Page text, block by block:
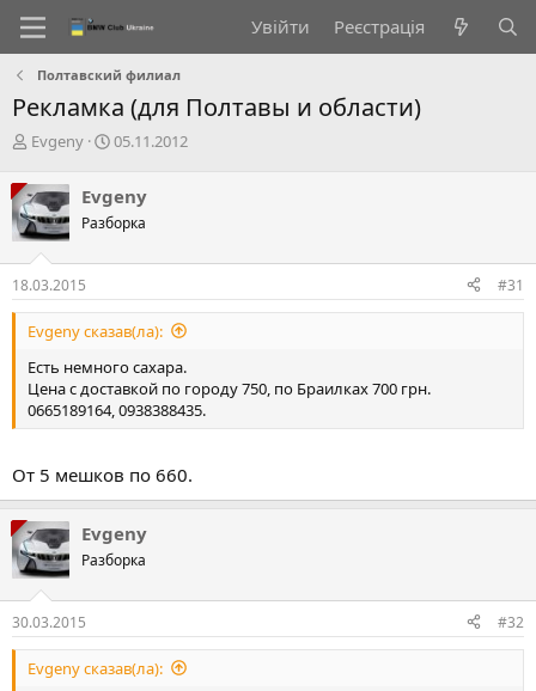
Увійти Реєстрація
Полтавский филиал
Рекламка (для Полтавы и области)
А
т
о
р
т
е
м
и
Evgeny
Д
а
с
в
р
е
н
я
05.11.2012
Evgeny
Разборка
18.03.2015 #31
Evgeny сказав(ла):
Есть немного сахара.
Цена с доставкой по городу 750, по Браилках 700 грн.
0665189164, 0938388435.
От 5 мешков по 660.
Evgeny
Разборка
30.03.2015 #32
Evgeny сказав(ла):